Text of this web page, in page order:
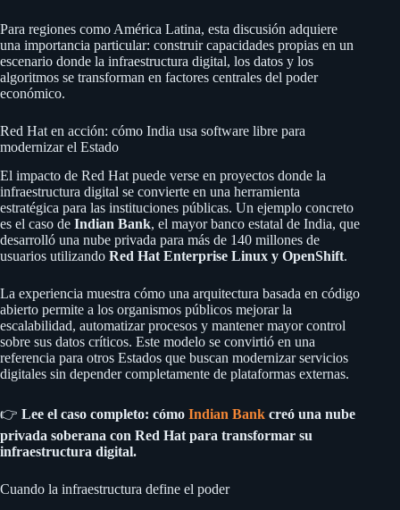
Para regiones como América Latina, esta discusión adquiere
una importancia particular: construir capacidades propias en un
escenario donde la infraestructura digital, los datos y los
algoritmos se transforman en factores centrales del poder
económico.
Red Hat en acción: cómo India usa software libre para
modernizar el Estado
El impacto de Red Hat puede verse en proyectos donde la
infraestructura digital se convierte en una herramienta
estratégica para las instituciones públicas. Un ejemplo concreto
es el caso de Indian Bank, el mayor banco estatal de India, que
desarrolló una nube privada para más de 140 millones de
usuarios utilizando Red Hat Enterprise Linux y OpenShift.
La experiencia muestra cómo una arquitectura basada en código
abierto permite a los organismos públicos mejorar la
escalabilidad, automatizar procesos y mantener mayor control
sobre sus datos críticos. Este modelo se convirtió en una
referencia para otros Estados que buscan modernizar servicios
digitales sin depender completamente de plataformas externas.
👉 Lee el caso completo: cómo Indian Bank creó una nube
privada soberana con Red Hat para transformar su
infraestructura digital.
Cuando la infraestructura define el poder